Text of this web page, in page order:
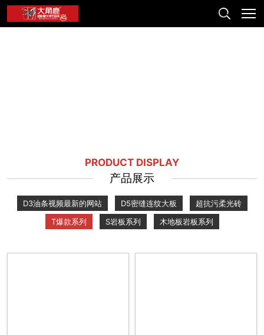
PRODUCT DISPLAY
产品展示
D3油条视频最新的网站 D5密缝连纹大板
超抗污柔光砖
T爆款系列
S岩板系列 木地板岩板系列